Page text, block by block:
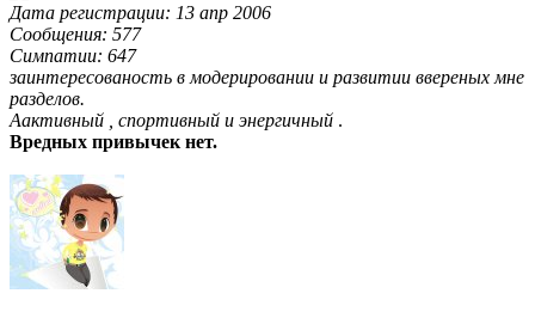
Дата регистрации: 13 апр 2006
Сообщения: 577
Симпатии: 647
заинтересованость в модерировании и развитии ввереных мне
разделов.
Аактивный , спортивный и энергичный .
Вредных привычек нет.